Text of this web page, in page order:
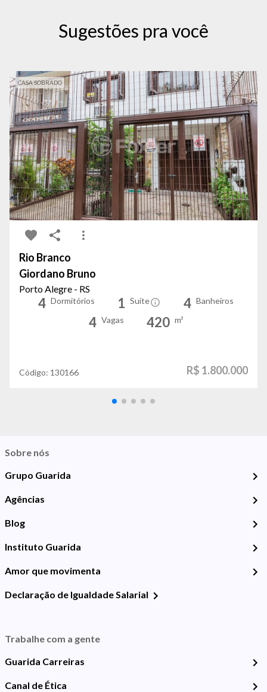
Sugestões pra você
CASA SOBRADO
Rio Branco
Giordano Bruno
Porto Alegre - RS
4 Dormitórios 1 Suíte 4 Banheiros
4 Vagas 420 m²
Código: 130166 R$ 1.800.000
Sobre nós
Grupo Guarida
Agências
Blog
Instituto Guarida
Amor que movimenta
Declaração de Igualdade Salarial
Trabalhe com a gente
Guarida Carreiras
Canal de Ética